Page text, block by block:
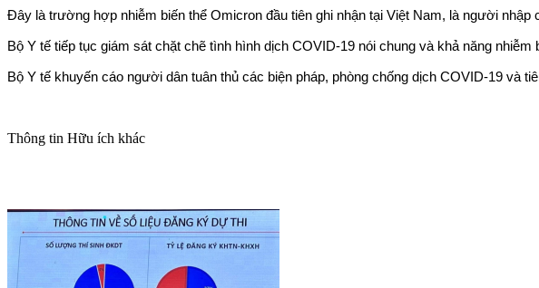
Đây là trường hợp nhiễm biến thể Omicron đầu tiên ghi nhận tại Việt Nam, là người
Bộ Y tế tiếp tục giám sát chặt chẽ tình hình dịch COVID-19 nói chung và khả năng nhiễm
Bộ Y tế khuyến cáo người dân tuân thủ các biện pháp, phòng chống dịch COVID-19 và
Thông tin Hữu ích khác